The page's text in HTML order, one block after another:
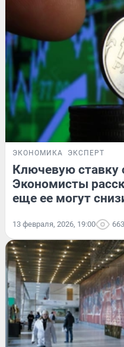
ЭКОНОМИКА ЭКСПЕРТ
Ключевую ставку
Экономисты
еще ее могут
13 февраля, 2026, 19:00 663